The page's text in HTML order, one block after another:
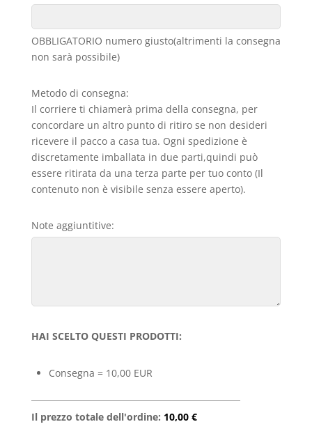
OBBLIGATORIO numero giusto(altrimenti la consegna
non sarà possibile)
Metodo di consegna:
Il corriere ti chiamerà prima della consegna, per
concordare un altro punto di ritiro se non desideri
ricevere il pacco a casa tua. Ogni spedizione è
discretamente imballata in due parti,quindi può
essere ritirata da una terza parte per tuo conto (Il
contenuto non è visibile senza essere aperto).
Note aggiuntitive:
HAI SCELTO QUESTI PRODOTTI:
Consegna = 10,00 EUR
Il prezzo totale dell'ordine: 10,00 €